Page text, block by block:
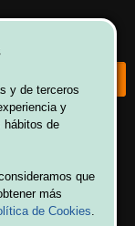
a Vulcania!
Ofertas
y de terceros
y
hábitos de
que
más
de Cookies.